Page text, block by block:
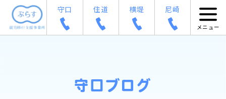
守口 住道 横堤 尼崎
守口ブログ